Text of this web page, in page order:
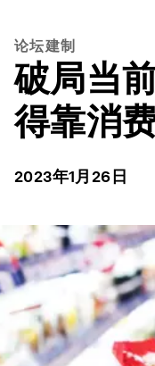
论坛建制
破局当
得靠消
2023年1月26日